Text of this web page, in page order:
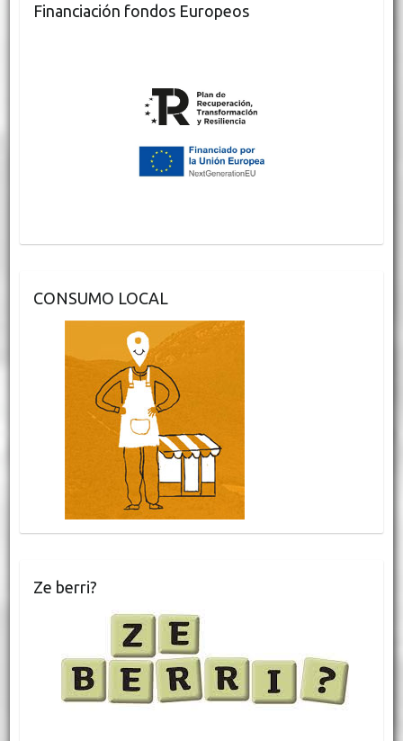
Financiación fondos Europeos
CONSUMO LOCAL
Ze berri?